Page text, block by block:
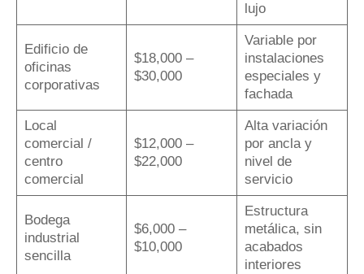
lujo
Edificio de
oficinas
corporativas
$18,000 –
$30,000
Variable por
instalaciones
especiales y
fachada
Local
comercial /
centro
comercial
$12,000 –
$22,000
Alta variación
por ancla y
nivel de
servicio
Bodega
industrial
sencilla
$6,000 –
$10,000
Estructura
metálica, sin
acabados
interiores